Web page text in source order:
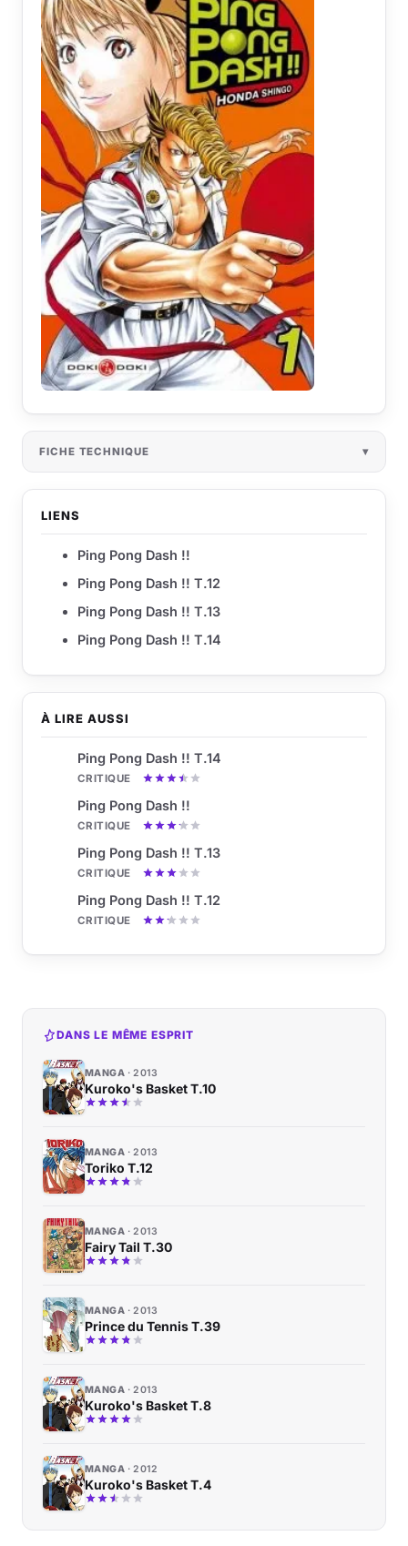
À LIRE AUSSI
Ping Pong Dash !! T.14
CRITIQUE
Ping Pong Dash !!
CRITIQUE
Ping Pong Dash !! T.13
CRITIQUE
Ping Pong Dash !! T.12
CRITIQUE
FICHE TECHNIQUE
LIENS
Ping Pong Dash !!
Ping Pong Dash !! T.12
Ping Pong Dash !! T.13
Ping Pong Dash !! T.14
DANS LE MÊME ESPRIT
MANGA 2013
Kuroko's Basket T.10
MANGA 2013
Toriko T.12
MANGA 2013
Fairy Tail T.30
MANGA 2013
Prince du Tennis T.39
MANGA 2013
Kuroko's Basket T.8
MANGA 2012
Kuroko's Basket T.4